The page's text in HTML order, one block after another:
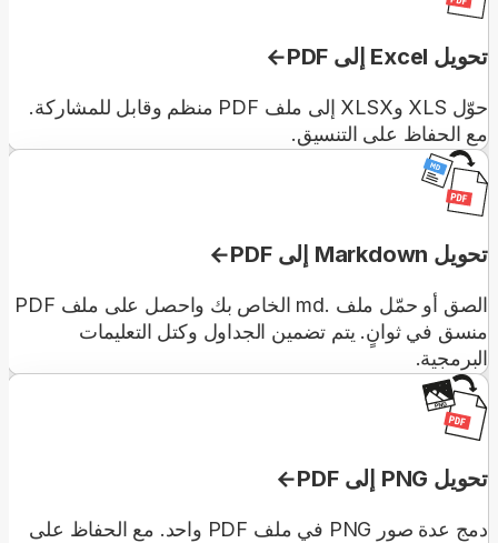
تحويل Excel إلى PDF
حوّل XLS وXLSX إلى ملف PDF منظم وقابل للمشاركة.
مع الحفاظ على التنسيق.
تحويل Markdown إلى PDF
الصق أو حمّل ملف .md الخاص بك واحصل على ملف PDF
منسق في ثوانٍ. يتم تضمين الجداول وكتل التعليمات
البرمجية.
تحويل PNG إلى PDF
دمج عدة صور PNG في ملف PDF واحد. مع الحفاظ على